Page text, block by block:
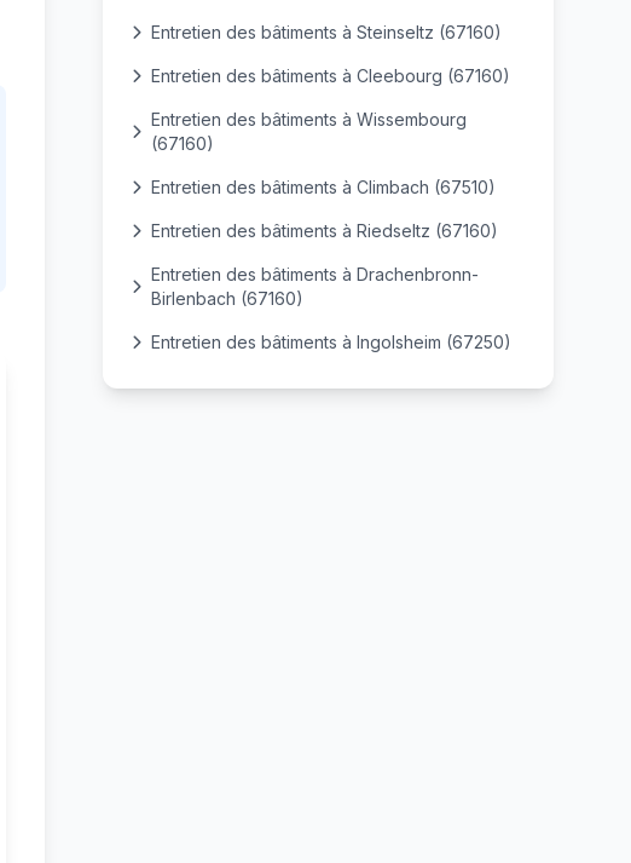
Entretien des bâtiments à Steinseltz (67160)
Entretien des bâtiments à Cleebourg (67160)
Entretien des bâtiments à Wissembourg
(67160)
Entretien des bâtiments à Climbach (67510)
Entretien des bâtiments à Riedseltz (67160)
Entretien des bâtiments à Drachenbronn-
Birlenbach (67160)
Entretien des bâtiments à Ingolsheim (67250)